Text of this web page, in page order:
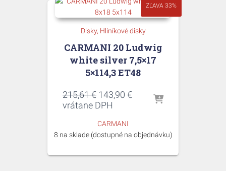
ZĽAVA 33%
Disky Hliníkové disky
CARMANI 20 Ludwig
white silver 7,5×17
5×114,3 ET48
215,61€ Pôvodná
cena
215,61 €.
143,90 € Aktuálna
vrátane DPH
CARMANI
8 na sklade (dostupné na objednávku)